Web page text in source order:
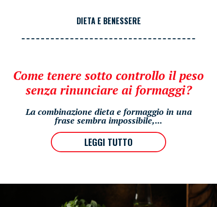
DIETA E BENESSERE
Come tenere sotto controllo il peso
senza rinunciare ai formaggi?
La combinazione dieta e formaggio in una
frase sembra impossibile,...
LEGGI TUTTO